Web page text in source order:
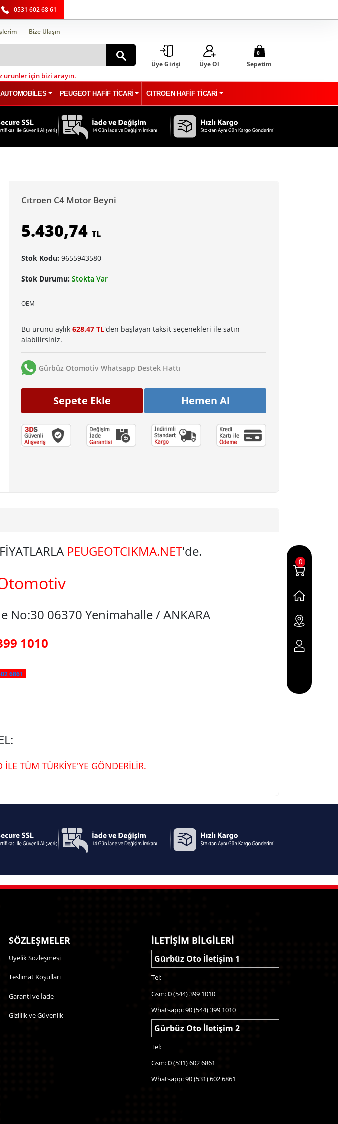
0531 602 68 61
Bize Ulaşın
ürünler için bizi arayın.
Üye Girişi Üye Ol
0
Sepetim
PEUGEOT HAFİF TİCARİ CITROEN HAFİF TİCARİ
Cıtroen C4 Motor Beyni
5.430,74 TL
Stok Kodu: 9655943580
Stok Durumu: Stokta Var
OEM
Bu ürünü aylık 628.47 TL'den başlayan taksit seçenekleri ile satın
alabilirsiniz.
Gürbüz Otomotiv Whatsapp Destek Hattı
Sepete Ekle Hemen Al
PEUGEOTCIKMA.NET'de.
No:30 06370 Yenimahalle / ANKARA
1010
6861
TÜM TÜRKİYE'YE GÖNDERİLİR.
0
SÖZLEŞMELER
Üyelik Sözleşmesi
Teslimat Koşulları
Garanti ve İade
Gizlilik ve Güvenlik
İLETİŞİM BİLGİLERİ
Gürbüz Oto İletişim 1
Tel:
Gsm: 0 (544) 399 1010
Whatsapp: 90 (544) 399 1010
Gürbüz Oto İletişim 2
Tel:
Gsm: 0 (531) 602 6861
Whatsapp: 90 (531) 602 6861